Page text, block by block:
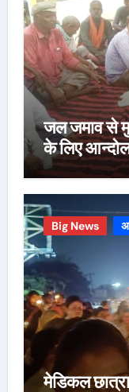
जल जमाव से
के लिए
Big News
मेडिकल